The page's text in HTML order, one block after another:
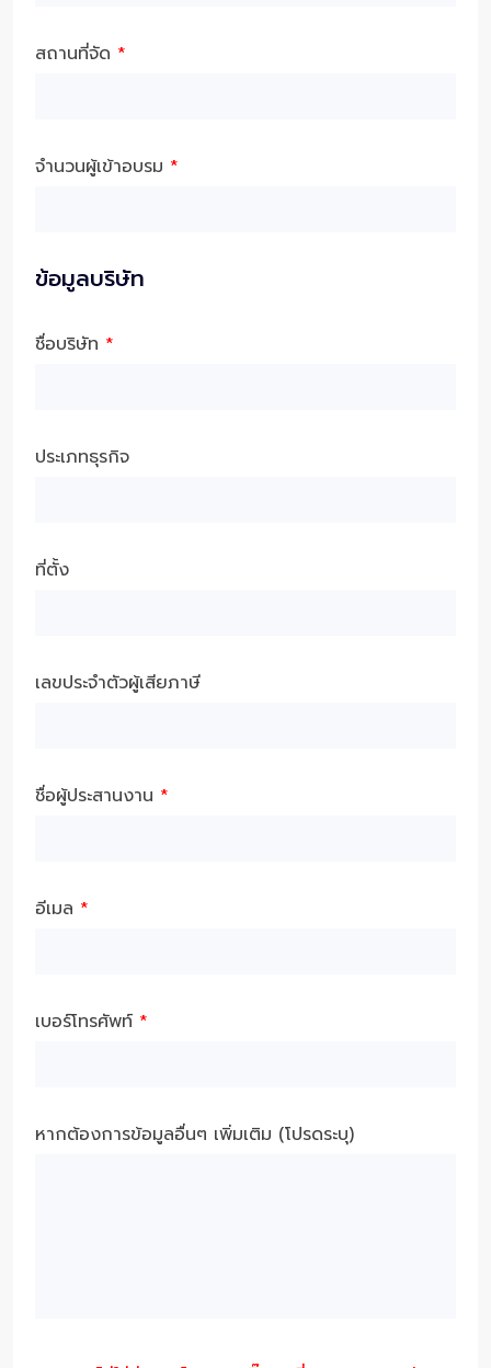
สถานที่จัด *
จำนวนผู้เข้าอบรม *
ข้อมูลบริษัท
ชื่อบริษัท *
ประเภทธุรกิจ
ที่ตั้ง
เลขประจำตัวผู้เสียภาษี
ชื่อผู้ประสานงาน *
อีเมล *
เบอร์โทรศัพท์ *
หากต้องการข้อมูลอื่นๆ เพิ่มเติม (โปรดระบุ)